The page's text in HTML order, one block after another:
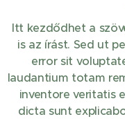
Itt kezdődhet a
is az írást. Sed ut
error sit
laudantium totam
inventore veritatis
dicta sunt